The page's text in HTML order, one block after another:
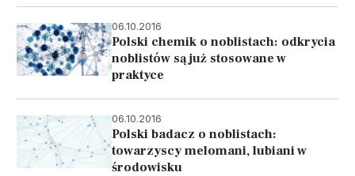
06.10.2016
Polski chemik o noblistach: odkrycia
noblistów są już stosowane w
praktyce
06.10.2016
Polski badacz o noblistach:
towarzyscy melomani, lubiani w
środowisku